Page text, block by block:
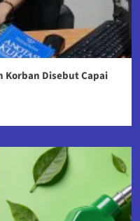
Korban Disebut Capai